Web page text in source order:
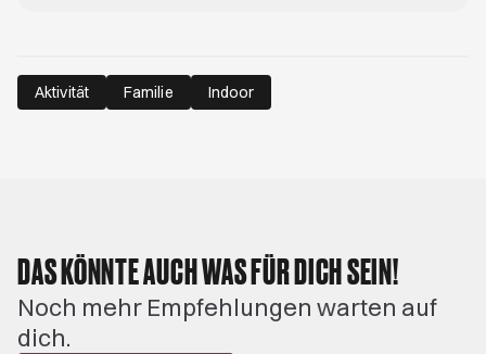
Aktivität Familie Indoor
DAS KÖNNTE AUCH WAS FÜR DICH SEIN!
Noch mehr Empfehlungen warten auf
dich.